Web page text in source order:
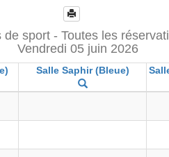
de sport - Toutes les
Vendredi 05 juin 2026
Salle Saphir (Bleue)